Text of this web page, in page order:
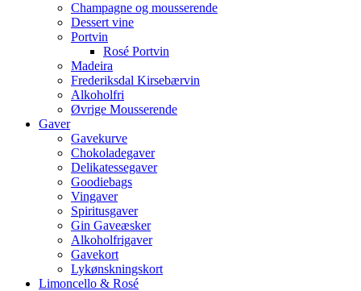
Champagne og mousserende
Dessert vine
Portvin
Rosé Portvin
Madeira
Frederiksdal Kirsebærvin
Alkoholfri
Øvrige Mousserende
Gaver
Gavekurve
Chokoladegaver
Delikatessegaver
Goodiebags
Vingaver
Spiritusgaver
Gin Gaveæsker
Alkoholfrigaver
Gavekort
Lykønskningskort
Limoncello & Rosé